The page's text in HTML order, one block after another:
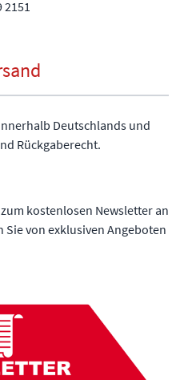
2151
Deutschlands und
Rückgaberecht.
kostenlosen Newsletter an
von exklusiven Angeboten